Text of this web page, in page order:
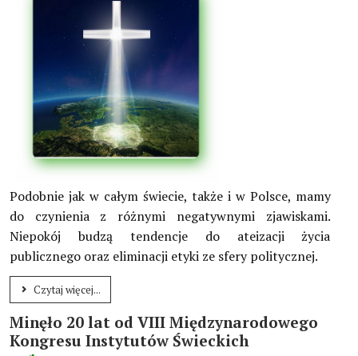
Podobnie jak w całym świecie, także i w Polsce, mamy
do czynienia z różnymi negatywnymi zjawiskami.
Niepokój budzą tendencje do ateizacji życia
publicznego oraz eliminacji etyki ze sfery politycznej.
Czytaj więcej...
Minęło 20 lat od VIII Międzynarodowego
Kongresu Instytutów Świeckich